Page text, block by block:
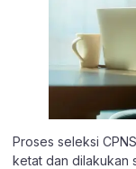
Proses seleksi
ketat dan dilakukan